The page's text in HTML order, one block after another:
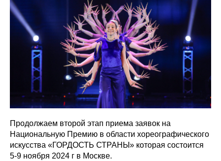
Продолжаем второй этап приема заявок на
Национальную Премию в области хореографического
искусства «ГОРДОСТЬ СТРАНЫ» которая состоится
5-9 ноября 2024 г в Москве.